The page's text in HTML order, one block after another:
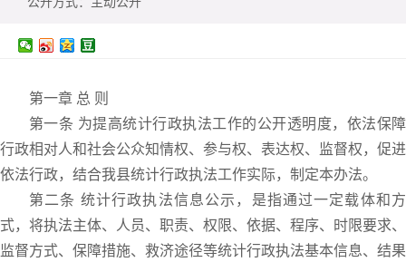
第一章 总 则
第一条 为提高统计行政执法工作的公开透明度，依法保障
行政相对人和社会公众知情权、参与权、表达权、监督权，促进
依法行政，结合我县统计行政执法工作实际，制定本办法。
第二条 统计行政执法信息公示，是指通过一定载体和方
式，将执法主体、人员、职责、权限、依据、程序、时限要求、
监督方式、保障措施、救济途径等统计行政执法基本信息、结果